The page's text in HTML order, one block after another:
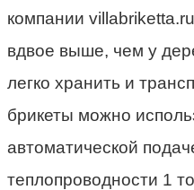
компании
вдвое выше, чем у
легко хранить и
брикеты можно
автоматической
теплопроводности 1